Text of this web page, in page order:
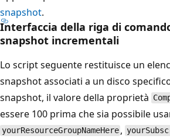
snapshot.
Interfaccia della riga di
snapshot incrementali
Lo script seguente restituisce un
snapshot associati a un disco
snapshot, il valore della proprietà
essere 100 prima che sia possibile
yourResourceGroupNameHere ,